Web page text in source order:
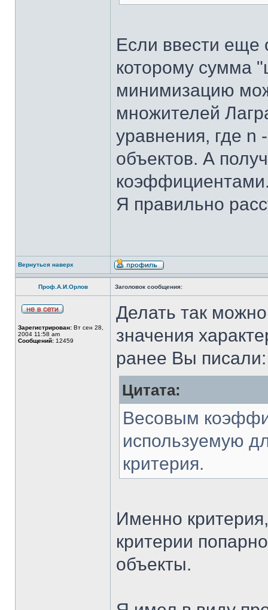
Если ввести еще
которому сумма
минимизацию
множителей
уравнения, где n
объектов. А
Я правильно
Вернуться наверх
Проф.А.И.Орлов Заголовок сообщения:
Зарегистрирован: Вт сен 28,
2004 11:58 am
Сообщений: 12459
Делать так
значения
ранее Вы писали:
Цитата:
Весовым
используемую
критерия.
Именно
критерии
объекты.